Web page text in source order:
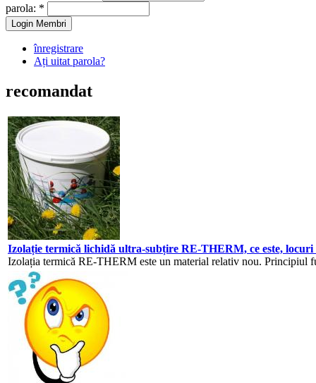
parola: *
înregistrare
Ați uitat parola?
recomandat
Izolație termică lichidă ultra-subțire RE-THERM, ce este,
Izolația termică RE-THERM este un material relativ nou. Principiul